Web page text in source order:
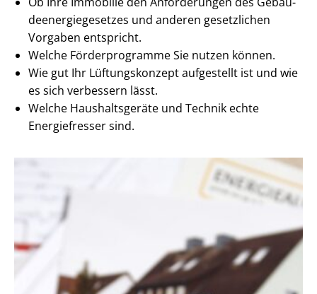
de­en­er­gie­ge­set­zes und anderen gesetzlichen
Vorgaben entspricht.
Welche Förderprogramme Sie nutzen können.
Wie gut Ihr Lüftungskonzept aufgestellt ist und wie
es sich verbessern lässt.
Welche Haushaltsgeräte und Technik echte
Energiefresser sind.